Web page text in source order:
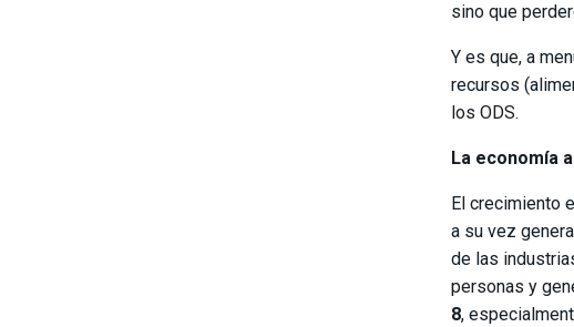
sino que
Y es que, a
recursos
los ODS.
La economía
El crecimiento
a su vez
de las
personas y
8,